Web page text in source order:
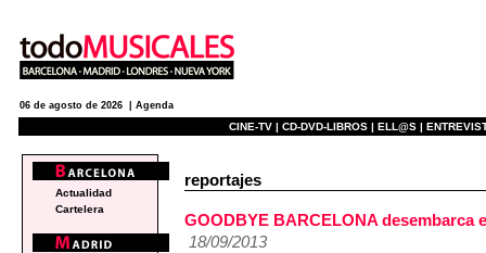
06 de agosto de 2026 | Agenda
CINE-TV | CD-DVD-LIBROS | ELL@S |
reportajes
GOODBYE BARCELONA desembarca
18/09/2013
Actualidad
Cartelera